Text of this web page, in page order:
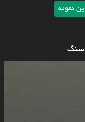
نمونه
سنگ